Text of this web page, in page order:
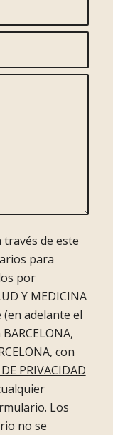
de este
para
por
Y MEDICINA
(en adelante el
con
PRIVACIDAD
Los
no se